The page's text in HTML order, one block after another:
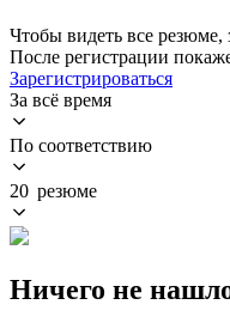
Чтобы видеть все резюме,
После регистрации
Зарегистрироваться
За всё время
По соответствию
20 резюме
Ничего не